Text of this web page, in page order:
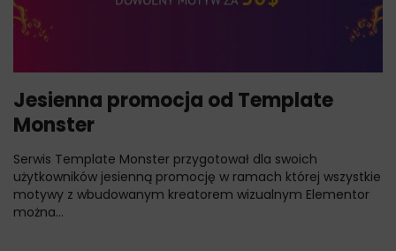
Jesienna promocja od Template
Monster
Serwis Template Monster przygotował dla swoich
użytkowników jesienną promocję w ramach której wszystkie
motywy z wbudowanym kreatorem wizualnym Elementor
można...